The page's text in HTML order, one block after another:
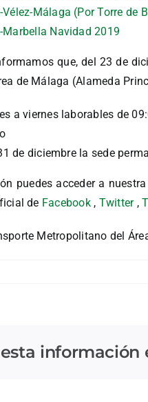
Málaga (Por Torre de
Navidad 2019
que, del 23 de
de Málaga (Alameda
a viernes laborables de
de diciembre la sede
puedes acceder a
de Facebook, Twitter,
Metropolitano del
información